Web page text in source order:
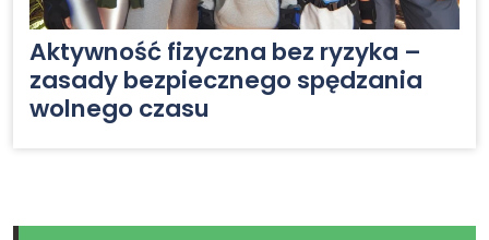
Aktywność fizyczna bez ryzyka –
zasady bezpiecznego spędzania
wolnego czasu